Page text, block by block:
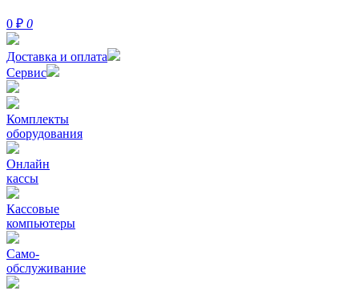
0 ₽ 0
Доставка и оплата
Сервис
Комплекты
оборудования
Онлайн
кассы
Кассовые
компьютеры
Само-
обслуживание